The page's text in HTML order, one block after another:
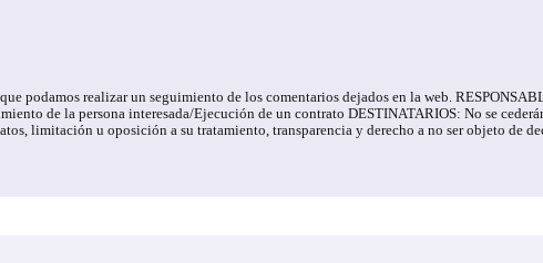
podamos realizar un seguimiento de los comentarios dejados en la web.
de la persona interesada/Ejecución de un contrato DESTINATARIOS: No se
limitación u oposición a su tratamiento, transparencia y derecho a no ser objeto de